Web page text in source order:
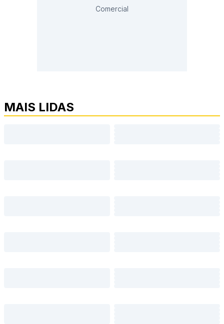
Comercial
MAIS LIDAS